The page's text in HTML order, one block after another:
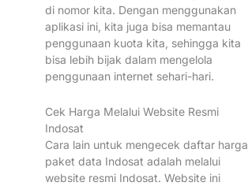
di nomor kita. Dengan menggunakan
aplikasi ini, kita juga bisa memantau
penggunaan kuota kita, sehingga kita
bisa lebih bijak dalam mengelola
penggunaan internet sehari-hari.
Cek Harga Melalui Website Resmi
Indosat
Cara lain untuk mengecek daftar harga
paket data Indosat adalah melalui
website resmi Indosat. Website ini